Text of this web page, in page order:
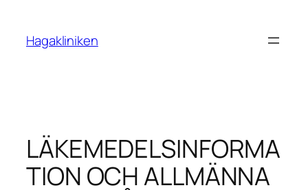
content
Hagakliniken
LÄKEMEDELSINFORMA
TION OCH ALLMÄNNA